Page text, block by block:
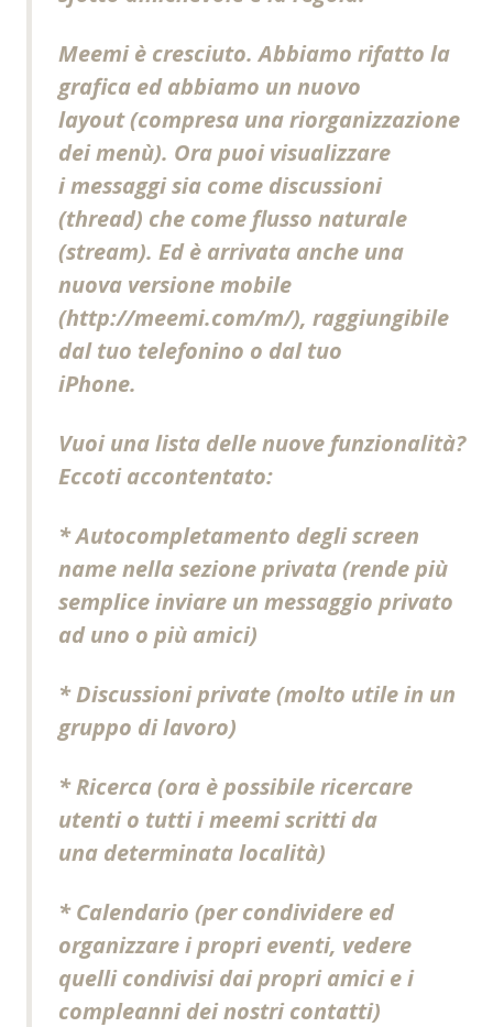
Meemi è cresciuto. Abbiamo rifatto la
grafica ed abbiamo un nuovo
layout (compresa una riorganizzazione
dei menù). Ora puoi visualizzare
i messaggi sia come discussioni
(thread) che come flusso naturale
(stream). Ed è arrivata anche una
nuova versione mobile
(http://meemi.com/m/), raggiungibile
dal tuo telefonino o dal tuo
iPhone.
Vuoi una lista delle nuove funzionalità?
Eccoti accontentato:
* Autocompletamento degli screen
name nella sezione privata (rende più
semplice inviare un messaggio privato
ad uno o più amici)
* Discussioni private (molto utile in un
gruppo di lavoro)
* Ricerca (ora è possibile ricercare
utenti o tutti imeemiscritti da
una determinata località)
* Calendario (per condividere ed
organizzare i propri eventi, vedere
quelli condivisi dai propri amici e i
compleanni dei nostri contatti)